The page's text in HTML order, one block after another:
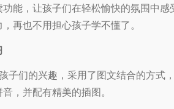
能，让孩子们在轻松愉快的氛围中感
再也不用担心孩子学不懂了。
子们的兴趣，采用了图文结合的方式
，并配有精美的插图。